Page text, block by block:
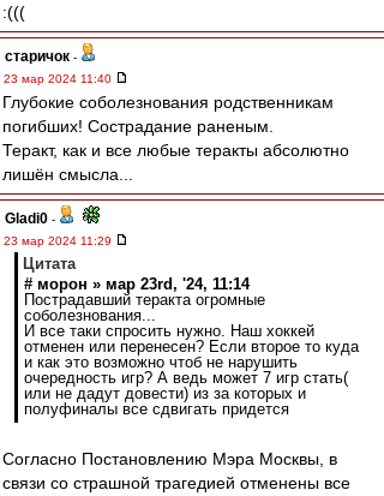
:(((
старичок -
23 мар 2024 11:40
Глубокие соболезнования родственникам
погибших! Сострадание раненым.
Теракт, как и все любые теракты абсолютно
лишён смысла...
Gladi0 -
23 мар 2024 11:29
Цитата
# морон » мар 23rd, '24, 11:14
Пострадавший теракта огромные
соболезнования...
И все таки спросить нужно. Наш хоккей
отменен или перенесен? Если второе то куда
и как это возможно чтоб не нарушить
очередность игр? А ведь может 7 игр стать(
или не дадут довести) из за которых и
полуфиналы все сдвигать придется
Согласно Постановлению Мэра Москвы, в
связи со страшной трагедией отменены все